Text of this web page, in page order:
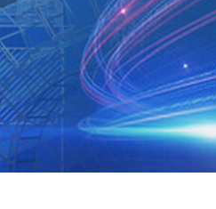
产品质量可靠，
专业、高效、优